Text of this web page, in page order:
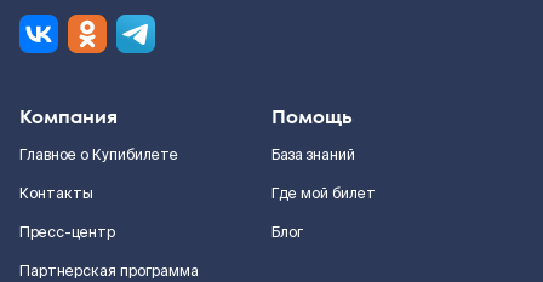
Компания
Главное о Купибилете
Контакты
Пресс-центр
Партнерская программа
Помощь
База знаний
Где мой билет
Блог